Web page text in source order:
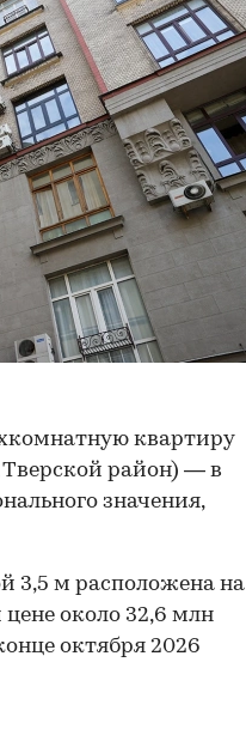
квартиру
район) — в
значения,
3,5 м расположена на
около 32,6 млн
октября 2026